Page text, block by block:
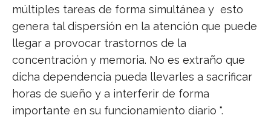
múltiples tareas de forma simultánea y esto
genera tal dispersión en la atención que puede
llegar a provocar trastornos de la
concentración y memoria. No es extraño que
dicha dependencia pueda llevarles a sacrificar
horas de sueño y a interferir de forma
importante en su funcionamiento diario ".